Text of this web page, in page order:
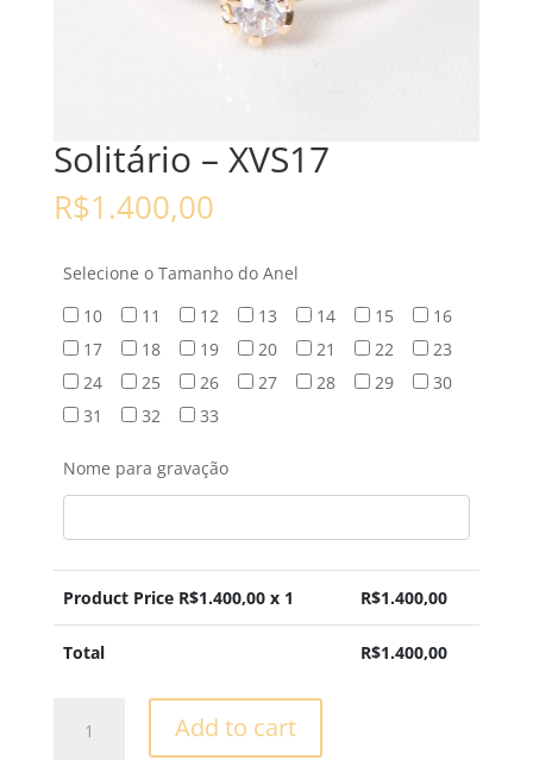
Solitário – XVS17
R$1.400,00
Selecione o Tamanho do Anel
10
11 12 13 14 15
16
17
18 19 20 21 22
23
24
25 26 27 28 29
30
31
32 33
Nome para gravação
Product Price R$1.400,00 x 1 R$1.400,00
Total R$1.400,00
Add to cart